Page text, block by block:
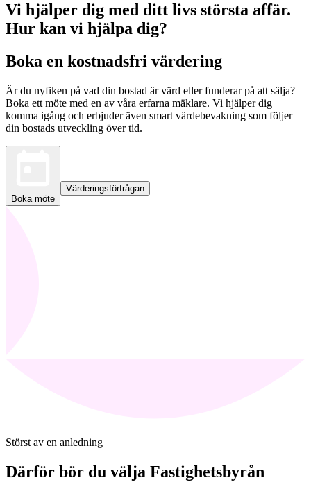
Vi hjälper dig med ditt livs största affär.
Hur kan vi hjälpa dig?
Boka en kostnadsfri värdering
Är du nyfiken på vad din bostad är värd eller funderar på att sälja?
Boka ett möte med en av våra erfarna mäklare. Vi hjälper dig
komma igång och erbjuder även smart värdebevakning som följer
din bostads utveckling över tid.
Boka möte
Värderingsförfrågan
Störst av en anledning
Därför bör du välja Fastighetsbyrån